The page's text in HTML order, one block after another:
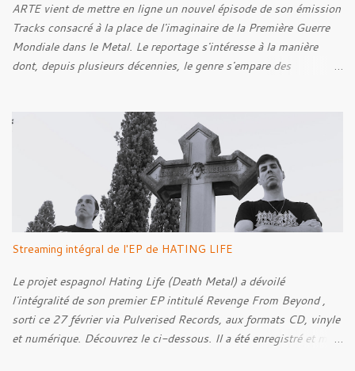
ARTE vient de mettre en ligne un nouvel épisode de son émission
Tracks consacré à la place de l'imaginaire de la Première Guerre
Mondiale dans le Metal. Le reportage s'intéresse à la manière
dont, depuis plusieurs décennies, le genre s'empare des
cette réflexion, Tracks est allé à la rencontre de Noise (
Kanonenfieber ) et de Dmytro Kumar ( 1914 ), qui reviennent sur
leur intérêt pour la Première Guerre mondiale. Le documentaire
donne également la parole au producteur Kristian "Kohle"
Kohlmannslehner, collaborateur de 1914 , ainsi qu'à l'historien
Ralf Raths, directeur du Musée allemand des blindés de Munster,
afin d'interroger plus largement la place des images de guerre
dans l'esthétique et l'imaginaire du Metal. Le reportage est à
découvrir ci-dessous :
Streaming intégral de l'EP de HATING LIFE
Le projet espagnol Hating Life (Death Metal) a dévoilé
l'intégralité de son premier EP intitulé Revenge From Beyond ,
sorti ce 27 février via Pulverised Records, aux formats CD, vinyle
et numérique. Découvrez le ci-dessous. Il a été enregistré et mixé